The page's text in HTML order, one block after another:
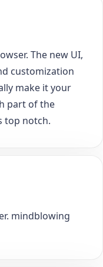
The new UI,
customization
make it your
part of the
top notch.
mindblowing